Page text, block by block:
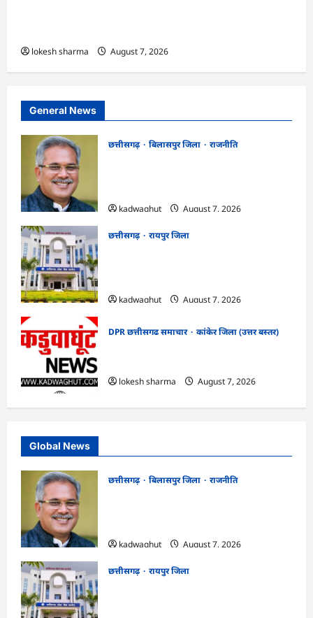
lokesh sharma August 7, 2026
General News
छत्तीसगढ़ बिलासपुर जिला
राजनीति
kadwaghut
August 7, 2026
छत्तीसगढ़
रायपुर जिला
kadwaghut
August 7, 2026
DPR छत्तीसगढ समाचार
कांकेर जिला (उत्तर बस्तर)
lokesh sharma
August 7, 2026
Global News
छत्तीसगढ़ बिलासपुर जिला
राजनीति
kadwaghut
August 7, 2026
छत्तीसगढ़
रायपुर जिला